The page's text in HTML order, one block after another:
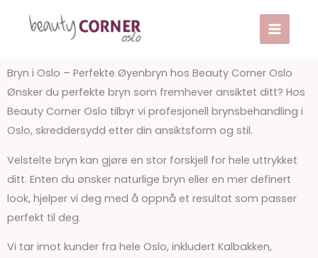
Bryn i Oslo – Perfekte Øyenbryn hos Beauty Corner Oslo
Ønsker du perfekte bryn som fremhever ansiktet ditt? Hos
Beauty Corner Oslo tilbyr vi profesjonell brynsbehandling i
Oslo, skreddersydd etter din ansiktsform og stil.
Velstelte bryn kan gjøre en stor forskjell for hele uttrykket
ditt. Enten du ønsker naturlige bryn eller en mer definert
look, hjelper vi deg med å oppnå et resultat som passer
perfekt til deg.
Vi tar imot kunder fra hele Oslo, inkludert Kalbakken,